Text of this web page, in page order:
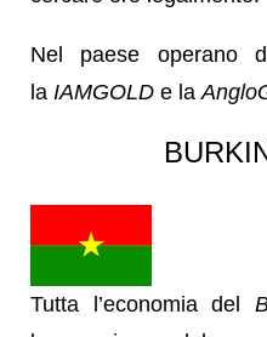
Nel paese operano
la IAMGOLD e la
Tutta l’economia del